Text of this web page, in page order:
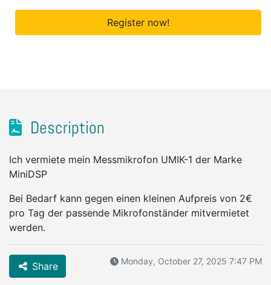
Register now!
Description
Ich vermiete mein Messmikrofon UMIK-1 der Marke
MiniDSP
Bei Bedarf kann gegen einen kleinen Aufpreis von 2€
pro Tag der passende Mikrofonständer mitvermietet
werden.
Share Monday, October 27, 2025 7:47 PM